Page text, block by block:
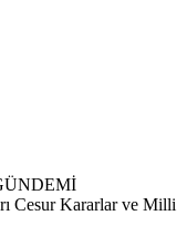
Cesur Kararlar ve Milli